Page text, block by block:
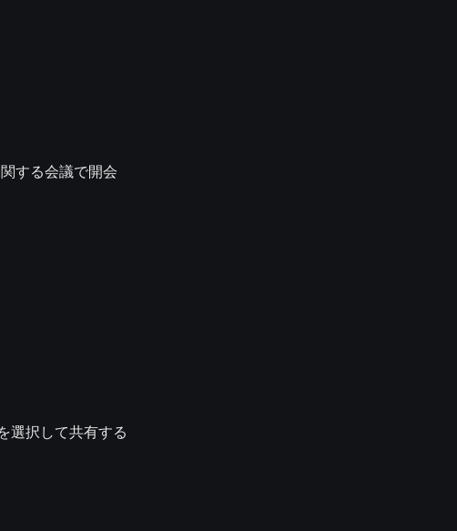
する会議で開会
選択して共有する